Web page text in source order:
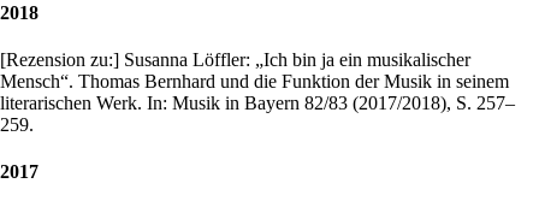
2018
[Rezension zu:] Susanna Löffler: „Ich bin ja ein musikalischer
Mensch“. Thomas Bernhard und die Funktion der Musik in seinem
literarischen Werk. In: Musik in Bayern 82/83 (2017/2018), S. 257–
259.
2017